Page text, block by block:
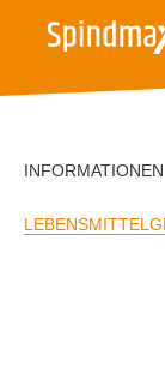
INFORMATIONEN